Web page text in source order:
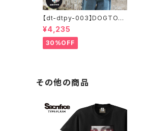
【dt-dtpy-003】DOGTOW
N ドッグタウン POPEYE SK
ATE S/S T-SHIRTS ポパイ
半袖 ショートスリーブT 大き
いサイズ 半袖 M L XL 大きめ
¥4,235
30%OFF
その他の商品